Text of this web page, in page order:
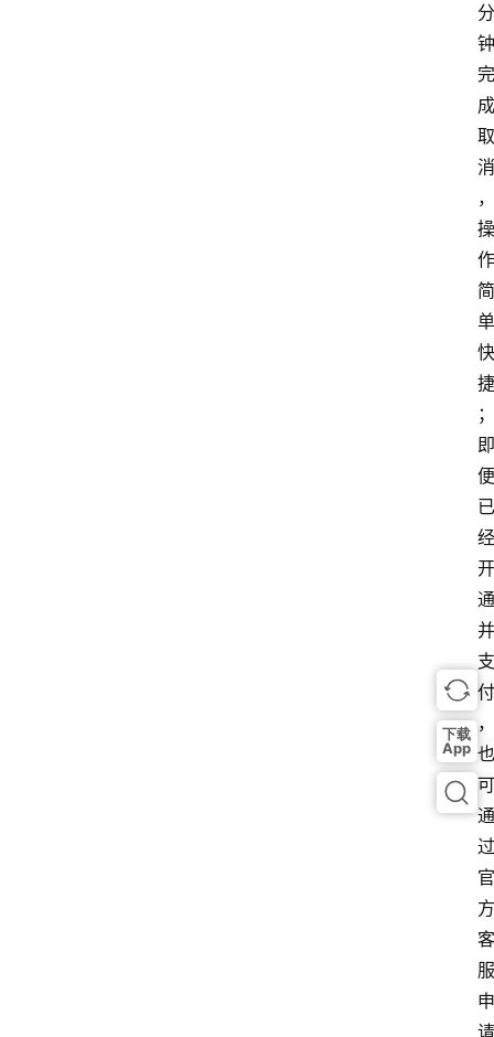
分
钟
完
成
取
消
，
操
作
简
单
快
捷
；
即
便
已
经
开
通
并
支
付
，
也
可
通
过
官
方
客
服
申
请
下载
App